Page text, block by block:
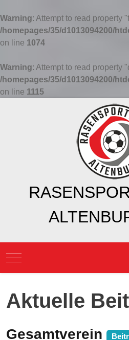
Warning: Attempt to read property
/homepages/35/d1013094200/
on line 1074
Warning: Attempt to read property
/homepages/35/d1013094200/
on line 1115
Mobile Menu Toggle
Aktuelle
Gesamtverein